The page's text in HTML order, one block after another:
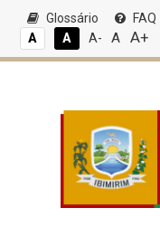
Glossário FAQ
A
A A- A A+